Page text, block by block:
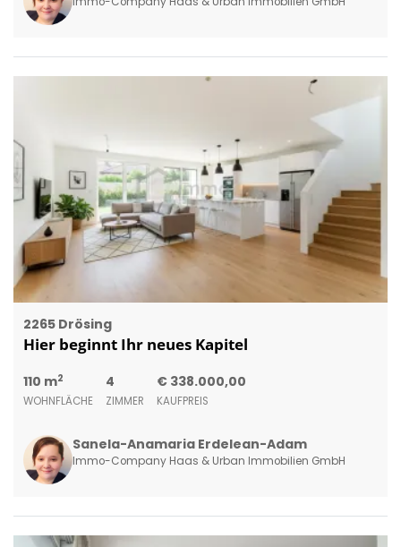
2265 Drösing
Hier beginnt Ihr neues Kapitel
110 m2
WOHNFLÄCHE
4
ZIMMER
€ 338.000,00
KAUFPREIS
Sanela-Anamaria Erdelean-Adam
Immo-Company Haas & Urban Immobilien GmbH